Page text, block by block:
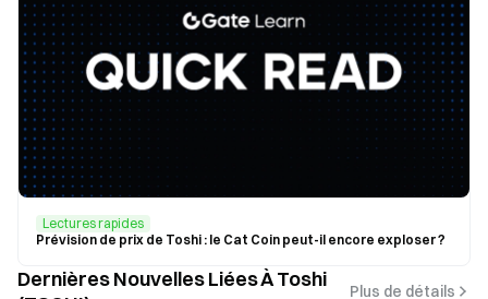
Lectures rapides
Prévision de prix de Toshi : le Cat Coin peut-il encore exploser ?
Dernières Nouvelles Liées À Toshi
Plus de détails